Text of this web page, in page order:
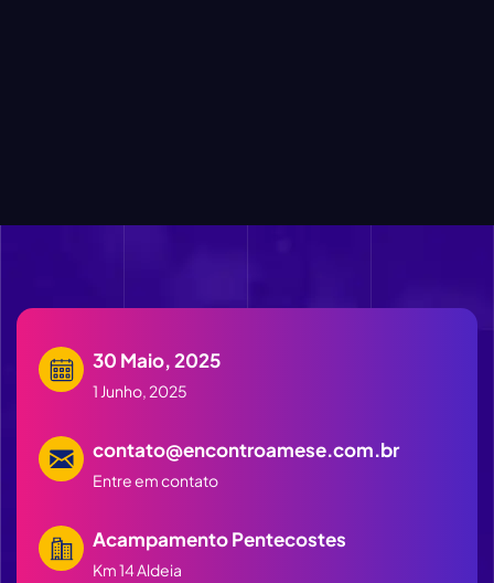
30 Maio, 2025
1 Junho, 2025
contato@encontroamese.com.br
Entre em contato
Acampamento Pentecostes
Km 14 Aldeia